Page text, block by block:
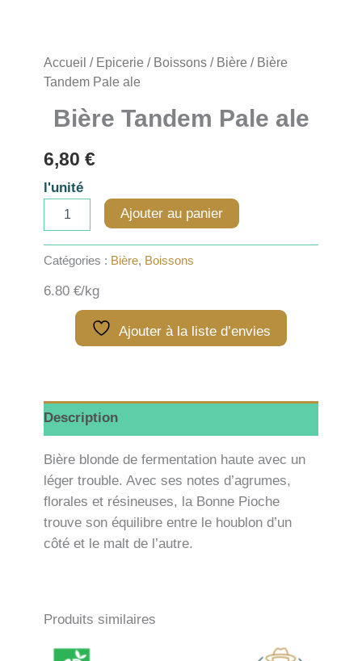
Accueil / Epicerie / Boissons / Bière / Bière
Tandem Pale ale
Bière Tandem Pale ale
6,80 €
l'unité
Tandem
ale
Ajouter au panier
Catégories : Bière, Boissons
6.80 €/kg
Ajouter à la liste d’envies
Description
Bière blonde de fermentation haute avec un
léger trouble. Avec ses notes d’agrumes,
florales et résineuses, la Bonne Pioche
trouve son équilibre entre le houblon d’un
côté et le malt de l’autre.
Produits similaires